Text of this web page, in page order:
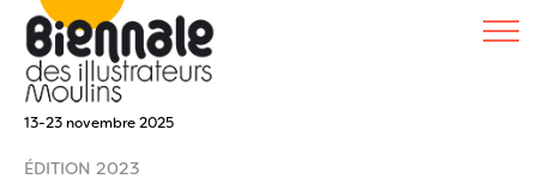
13-23 novembre 2025
ÉDITION 2023